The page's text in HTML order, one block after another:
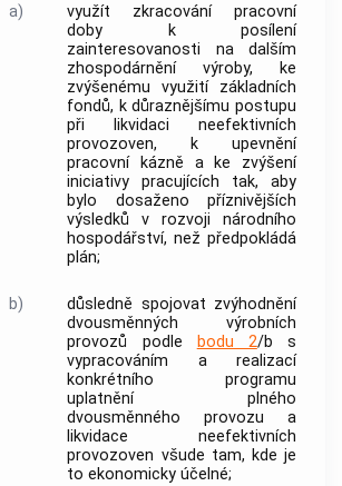
a)
využít zkracování pracovní
doby k posílení
zainteresovanosti na dalším
zhospodárnění výroby, ke
zvýšenému využití základních
fondů, k důraznějšímu postupu
při likvidaci neefektivních
provozoven, k upevnění
pracovní kázně a ke zvýšení
iniciativy pracujících tak, aby
bylo dosaženo příznivějších
výsledků v rozvoji národního
hospodářství, než předpokládá
plán;
b)
důsledně spojovat zvýhodnění
dvousměnných výrobních
provozů podle
bodu 2/b s
vypracováním a realizací
konkrétního programu
uplatnění plného
dvousměnného provozu a
likvidace neefektivních
provozoven všude tam, kde je
to ekonomicky účelné;